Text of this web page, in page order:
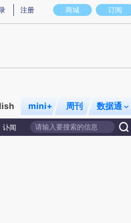
图存在偏差。不代表财新观点和立场。推荐
商城 订阅
注册
mini+ 周刊 数据通
讣闻